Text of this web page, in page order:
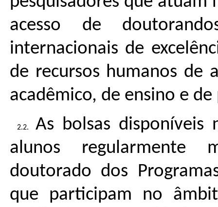
acesso de
internacionais de
de recursos humanos de
acadêmico, de ensino e
As bolsas disponíveis
alunos regularmente
doutorado dos
que participam no